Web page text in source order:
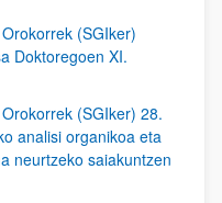
(SGIker)
Doktoregoen XI.
(SGIker) 28.
analisi organikoa eta
neurtzeko saiakuntzen